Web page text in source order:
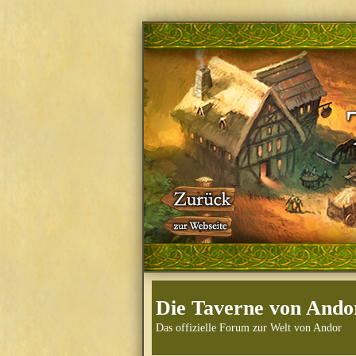
Die Taverne von
Das offizielle Forum zur Welt von Andor